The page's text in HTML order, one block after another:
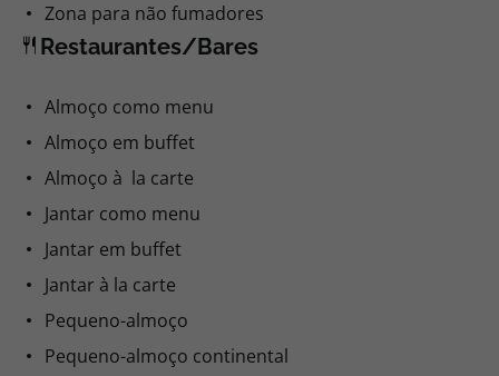
Zona para não fumadores
Restaurantes/Bares
Almoço como menu
Almoço em buffet
Almoço à la carte
Jantar como menu
Jantar em buffet
Jantar à la carte
Pequeno-almoço
Pequeno-almoço continental